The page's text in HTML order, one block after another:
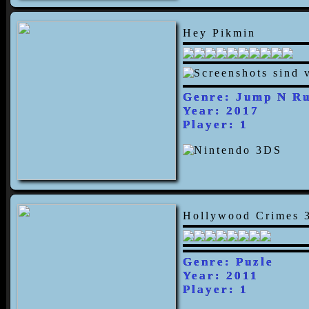
Hey Pikmin
Genre: Jump N
Year: 2017
Player: 1
Hollywood Crimes
Genre: Puzle
Year: 2011
Player: 1